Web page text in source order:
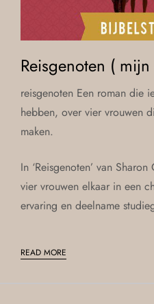
Reisgenoten (
reisgenoten Een roman die
hebben, over vier vrouwen
maken.
In ‘Reisgenoten’ van
vier vrouwen elkaar in een
ervaring en deelname
READ MORE